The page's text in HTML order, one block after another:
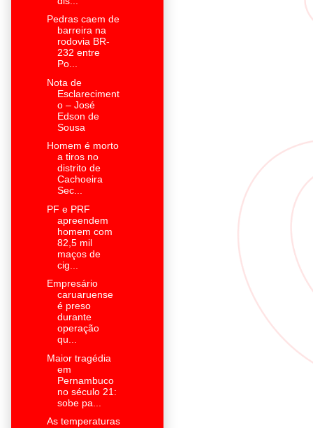
Pedras caem de
barreira na
rodovia BR-
232 entre
Po...
Nota de
Esclareciment
o – José
Edson de
Sousa
Homem é morto
a tiros no
distrito de
Cachoeira
Sec...
PF e PRF
apreendem
homem com
82,5 mil
maços de
cig...
Empresário
caruaruense
é preso
durante
operação
qu...
Maior tragédia
em
Pernambuco
no século 21:
sobe pa...
As temperaturas